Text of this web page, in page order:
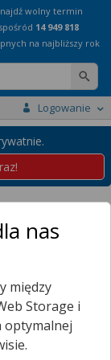
wolny termin
spośród 14 949 818
na najbliższy rok
Logowanie
nas
między
Storage i
optymalnej